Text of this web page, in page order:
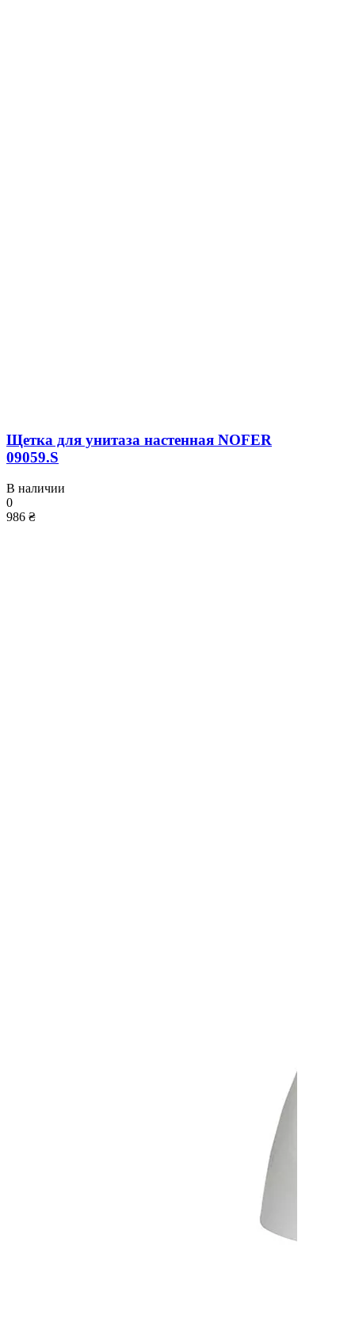
Щетка для унитаза настенная NOFER
09059.S
В наличии
0
986 ₴